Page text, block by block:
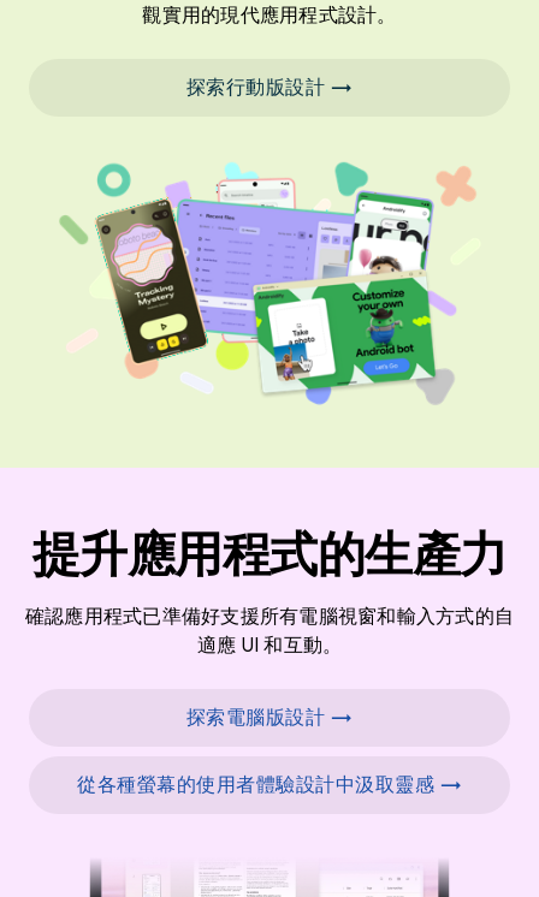
觀實用的現代應用程式設計。
探索行動版設計 →
提升應用程式的生產力
確認應用程式已準備好支援所有電腦視窗和輸入方式的自
適應 UI 和互動。
探索電腦版設計 →
從各種螢幕的使用者體驗設計中汲取靈感 →